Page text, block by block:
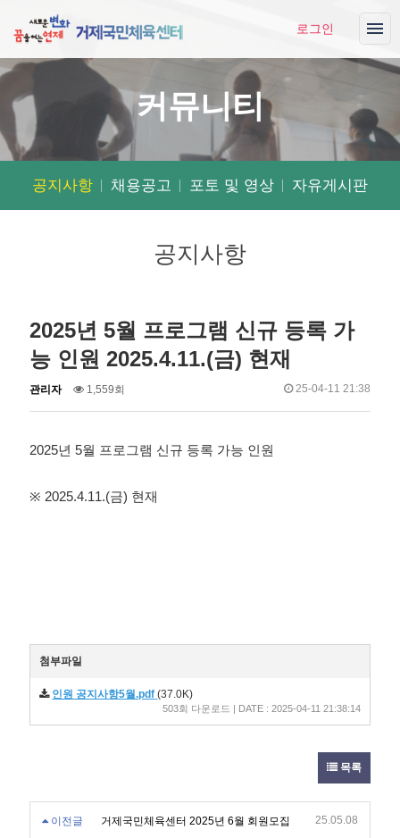
로그인
커뮤니티
공지사항 채용공고 포토 및 영상 자유게시판
공지사항
2025년 5월 프로그램 신규 등록 가
능 인원 2025.4.11.(금) 현재
작
관리자
조 1,559회
작25-04-11 21:38
2025년 5월 프로그램 신규 등록 가능 인원
※ 2025.4.11.(금) 현재
첨부파일
인원 공지사항5월.pdf (37.0K)
503회 다운로드 | DATE : 2025-04-11 21:38:14
목록
이전글 거제국민체육센터 2025년 6월 회원모집 25.05.08